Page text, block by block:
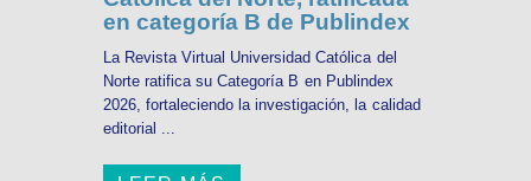
en categoría B de Publindex
La Revista Virtual Universidad Católica del
Norte ratifica su Categoría B en Publindex
2026, fortaleciendo la investigación, la calidad
editorial ...